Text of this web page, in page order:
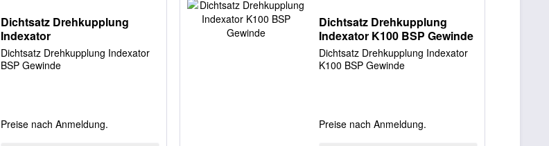
Dichtsatz Drehkupplung
Indexator
Dichtsatz Drehkupplung Indexator
BSP Gewinde
Preise nach Anmeldung.
Dichtsatz Drehkupplung
Indexator K100 BSP Gewinde
Dichtsatz Drehkupplung Indexator
K100 BSP Gewinde
Preise nach Anmeldung.